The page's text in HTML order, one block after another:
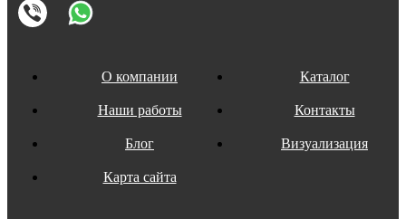
О компании Каталог
Наши работы Контакты
Блог Визуализация
Карта сайта